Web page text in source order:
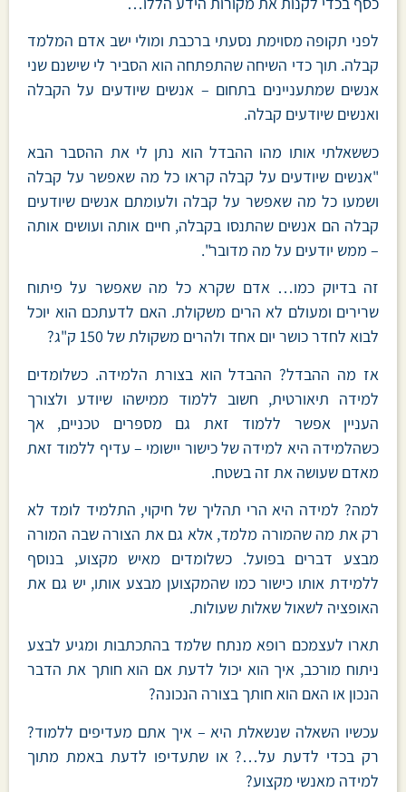
לפני תקופה מסוימת נסעתי ברכבת ומולי ישב אדם המלמד
קבלה. תוך כדי השיחה שהתפתחה הוא הסביר לי שישנם שני
אנשים שמתעניינים בתחום – אנשים שיודעים על הקבלה
ואנשים שיודעים קבלה.
כששאלתי אותו מהו ההבדל הוא נתן לי את ההסבר הבא
"אנשים שיודעים על קבלה קראו כל מה שאפשר על קבלה
ושמעו כל מה שאפשר על קבלה ולעומתם אנשים שיודעים
קבלה הם אנשים שהתנסו בקבלה, חיים אותה ועושים אותה
– ממש יודעים על מה מדובר".
זה בדיוק כמו… אדם שקרא כל מה שאפשר על פיתוח
שרירים ומעולם לא הרים משקולת. האם לדעתכם הוא יוכל
לבוא לחדר כושר יום אחד ולהרים משקולת של 150 ק"ג?
אז מה ההבדל? ההבדל הוא בצורת הלמידה. כשלומדים
למידה תיאורטית, חשוב ללמוד ממישהו שיודע ולצורך
העניין אפשר ללמוד זאת גם מספרים טכניים, אך
כשהלמידה היא למידה של כישור יישומי – עדיף ללמוד זאת
מאדם שעושה את זה בשטח.
למה? למידה היא הרי תהליך של חיקוי, התלמיד לומד לא
רק את מה שהמורה מלמד, אלא גם את הצורה שבה המורה
מבצע דברים בפועל. כשלומדים מאיש מקצוע, בנוסף
ללמידת אותו כישור כמו שהמקצוען מבצע אותו, יש גם את
האופציה לשאול שאלות שעולות.
תארו לעצמכם רופא מנתח שלמד בהתכתבות ומגיע לבצע
ניתוח מורכב, איך הוא יכול לדעת אם הוא חותך את הדבר
הנכון או האם הוא חותך בצורה הנכונה?
עכשיו השאלה שנשאלת היא – איך אתם מעדיפים ללמוד?
רק בכדי לדעת על…? או שתעדיפו לדעת באמת מתוך
למידה מאנשי מקצוע?